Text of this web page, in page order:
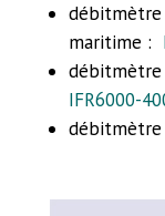
maritime :
débitmètre
IFR6000-
débitmètre